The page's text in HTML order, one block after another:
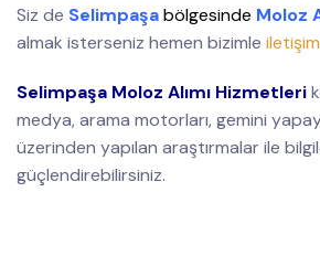
Siz de Selimpaşabölgesinde Moloz
almak isterseniz hemen bizimle
Selimpaşa Moloz Alımı Hizmetleri
medya, arama motorları, gemini
üzerinden yapılan araştırmalar ile
güçlendirebilirsiniz.